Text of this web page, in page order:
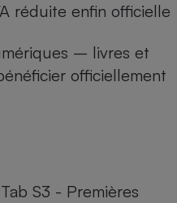
réduite enfin officielle
– livres et
officiellement
S3 - Premières